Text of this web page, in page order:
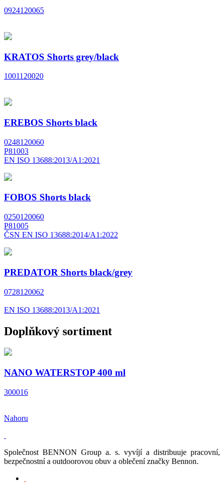
0924120065
KRATOS Shorts grey/black
1001120020
EREBOS Shorts black
0248120060
P81003
EN ISO 13688:2013/A1:2021
FOBOS Shorts black
0250120060
P81005
ČSN EN ISO 13688:2014/A1:2022
PREDATOR Shorts black/grey
0728120062
EN ISO 13688:2013/A1:2021
Doplňkový sortiment
NANO WATERSTOP 400 ml
300016
Nahoru
Společnost BENNON Group a. s. vyvíjí a distribuuje pracovní,
bezpečnostní a outdoorovou obuv a oblečení značky Bennon.